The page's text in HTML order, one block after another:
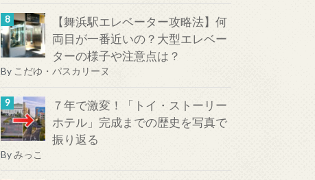
【舞浜駅エレベーター攻略法】何
両目が一番近いの？大型エレベー
ターの様子や注意点は？
By こだゆ・パスカリーヌ
７年で激変！「トイ・ストーリー
ホテル」完成までの歴史を写真で
振り返る
Byみっこ